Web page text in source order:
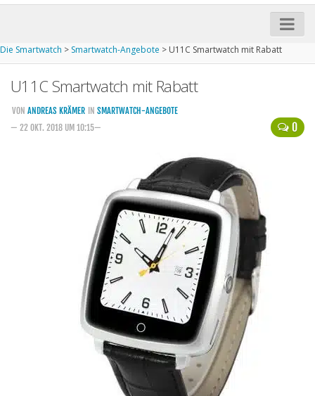
iPhone kaufen
Startseite
Aktuelle Smartwatches im Test
Kommende Smartwatches
Smartphonetarife
Datentarife
Smartphonetarife
Prepaid-Tarife
Datentarife
Flatrate-Prepaidtarife
Mobilfunk-Vergleichsrechner
Die Smartwatch > Smartwatch-Angebote > U11C Smartwatch mit Rabatt
U11C Smartwatch mit Rabatt
0
VON ANDREAS KRÄMER IN SMARTWATCH-ANGEBOTE
— 22 OKT. 2018 UM 10:15—